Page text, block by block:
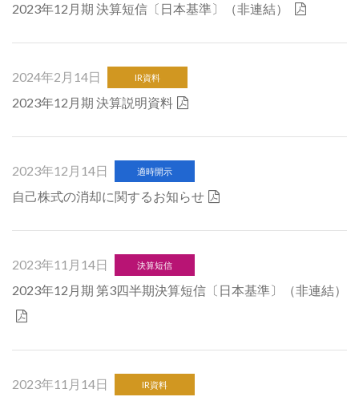
2023年12月期 決算短信〔日本基準〕（非連結）
2024年2月14日 IR資料
2023年12月期 決算説明資料
2023年12月14日 適時開示
自己株式の消却に関するお知らせ
2023年11月14日 決算短信
2023年12月期 第3四半期決算短信〔日本基準〕（非連結）
2023年11月14日 IR資料